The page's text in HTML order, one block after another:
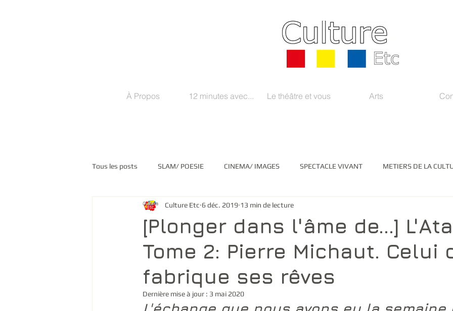
À Propos 12 minutes avec... Le théâtre et vous Arts
Tous les posts SLAM/ POESIE CINEMA/ IMAGES SPECTACLE VIVANT METIERS DE LA
COMMUNIQUES DE PRESSE MEDIAS/ INSTITUTIONS
[Plonger dans l'âme de...]
Tome 2: Pierre Michaut. Celui
fabrique ses rêves
Culture Etc 6 déc. 2019 13 min de lecture
Dernière mise à jour : 3 mai 2020